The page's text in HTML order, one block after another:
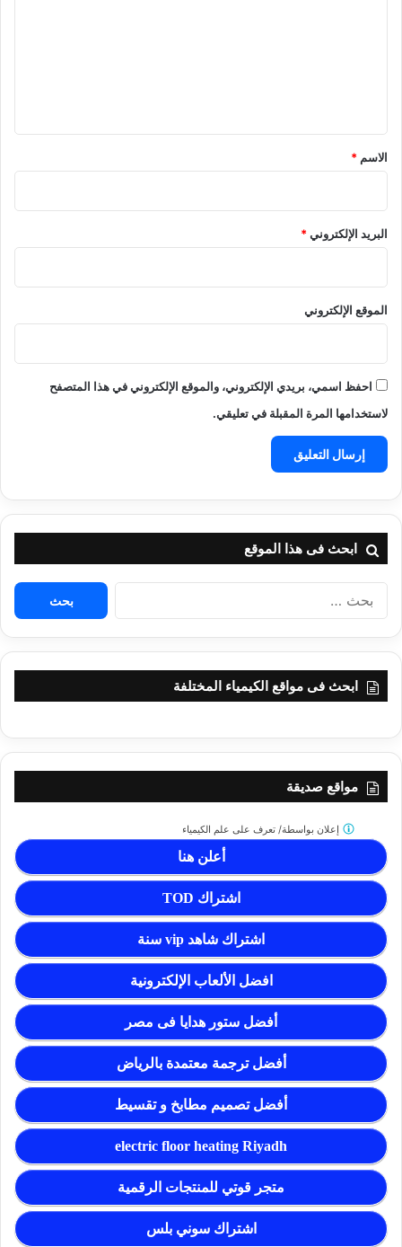
*
الاسم *
البريد الإلكتروني*
الموقع الإلكتروني
احفظ اسمي، بريدي الإلكتروني، والموقع الإلكتروني في هذا المتصفح
لاستخدامها المرة المقبلة في تعليقي.
ابحث فى هذا الموقع
البحث
ابحث فى مواقع الكيمياء المختلفة
مواقع صديقة
أعلن هنا
اشتراك TOD
اشتراك شاهد vip سنة
افضل الألعاب الإلكترونية
أفضل ستور هدايا فى مصر
أفضل ترجمة معتمدة بالرياض
أفضل تصميم مطابخ و تقسيط
electric floor heating Riyadh
متجر قوتي للمنتجات الرقمية
اشتراك سوني بلس
إعلان بواسطة/ تعرف على علم الكيمياء